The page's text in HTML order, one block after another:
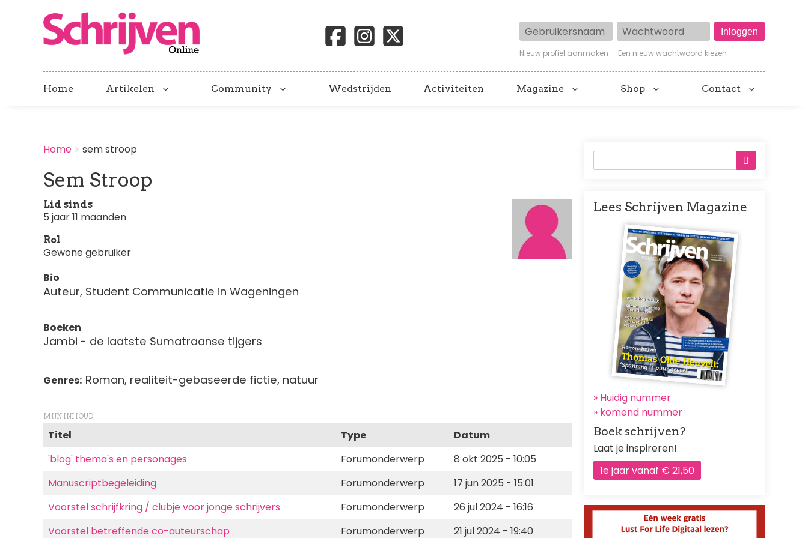
Gebruikersnaam Wachtwoord
Nieuw profiel aanmaken Een nieuw wachtwoord kiezen
Home Artikelen Community Wedstrijden Activiteiten Magazine Shop Contact
BREADCRUMBS
You
here:
Home sem stroop
Sem Stroop
Lid sinds
5 jaar 11 maanden
Rol
Gewone gebruiker
Bio
Auteur, Student Communicatie in Wageningen
Boeken
Jambi - de laatste Sumatraanse tijgers
Genres Roman, realiteit-gebaseerde fictie, natuur
MIJN INHOUD
Titel Type
Datum
'blog' thema's en personages
Forumonderwerp
8 okt 2025 - 10:05
Manuscriptbegeleiding
Forumonderwerp
17 jun 2025 - 15:01
Voorstel schrijfkring / clubje voor jonge schrijvers
Forumonderwerp
26 jul 2024 - 16:16
Voorstel betreffende co-auteurschap
Forumonderwerp 21 jul 2024 - 19:40
Lees Schrijven Magazine
Afbeelding
» Huidig nummer
» komend nummer
Boek schrijven?
Laat je inspireren!
1e jaar vanaf € 21,50